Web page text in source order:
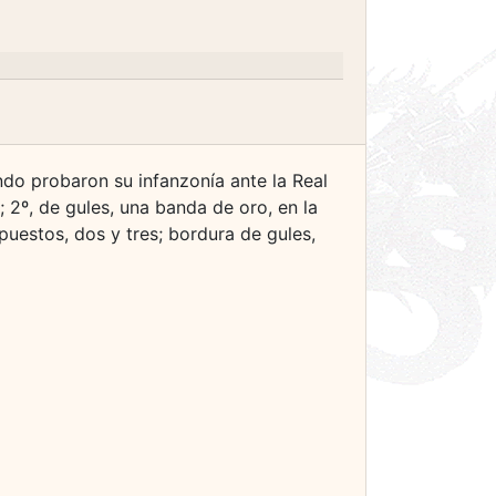
probaron su infanzonía ante la Real
de gules, una banda de oro, en la
dos y tres; bordura de gules,